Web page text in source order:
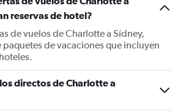
reservas de hotel?
de vuelos de Charlotte a Sídney,
de vacaciones que incluyen
directos de Charlotte a